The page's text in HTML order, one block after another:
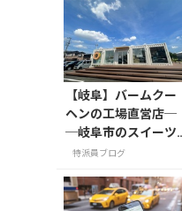
【岐阜】バームクー
ヘンの工場直営店─
─岐阜市のスイーツ
スポット「FLEUR
特派員ブログ